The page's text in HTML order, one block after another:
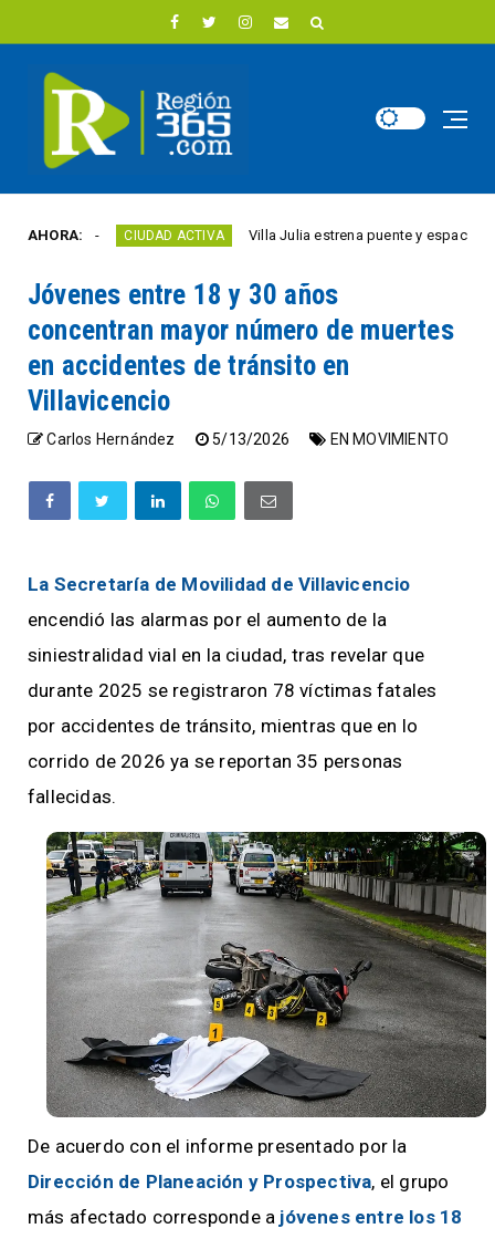
AHORA:CIUDAD ACTIVA Villa Julia estrena puente y espacios
Jóvenes entre 18 y 30 años
concentran mayor número de muertes
en accidentes de tránsito en
Villavicencio
Carlos Hernández 5/13/2026 EN MOVIMIENTO
La Secretaría de Movilidad de Villavicencio
encendió las alarmas por el aumento de la
siniestralidad vial en la ciudad, tras revelar que
durante 2025 se registraron 78 víctimas fatales
por accidentes de tránsito, mientras que en lo
corrido de 2026 ya se reportan 35 personas
fallecidas.
De acuerdo con el informe presentado por la
Dirección de Planeación y Prospectiva, el grupo
más afectado corresponde a jóvenes entre los 18